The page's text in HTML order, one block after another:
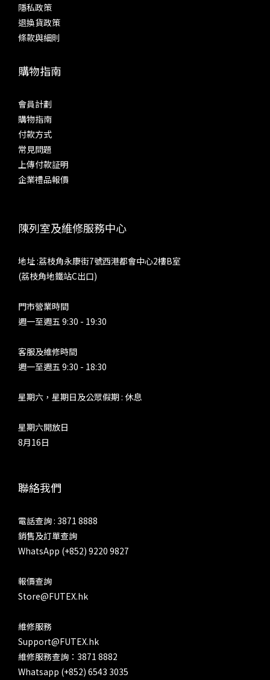
隱私政策
退換貨政策
條款與細則
購物指南
會員計劃
購物指南
付款方式
常見問題
上傳付款証明
企業禮品報價
陳列室及維修服務中心
地址 :荔枝角永康街7號西港都會中心2樓B室
(荔枝角地鐵站C出口)
門市營業時間
週一至週五 9:30 - 19:30
客服及維修時間
週一至週五 9:30 - 18:30
星期六，星期日及公眾假期 : 休息
星期六開放日
8月16日
聯絡我們
電話查詢 : 3871 8888
銷售及訂單查詢
WhatsApp (+852) 9220 9827
報價查詢
Store@FUTEX.hk
維修服務
Support@FUTEX.hk
維修服務查詢：3871 8882
Whatsapp (+852) 6543 3035